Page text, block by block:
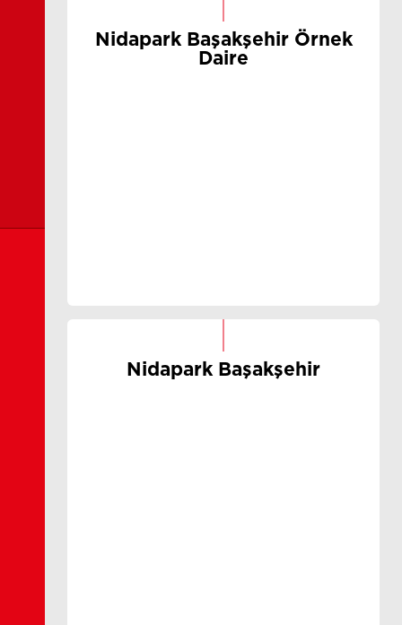
Nidapark Başakşehir Örnek
Daire
Nidapark Başakşehir